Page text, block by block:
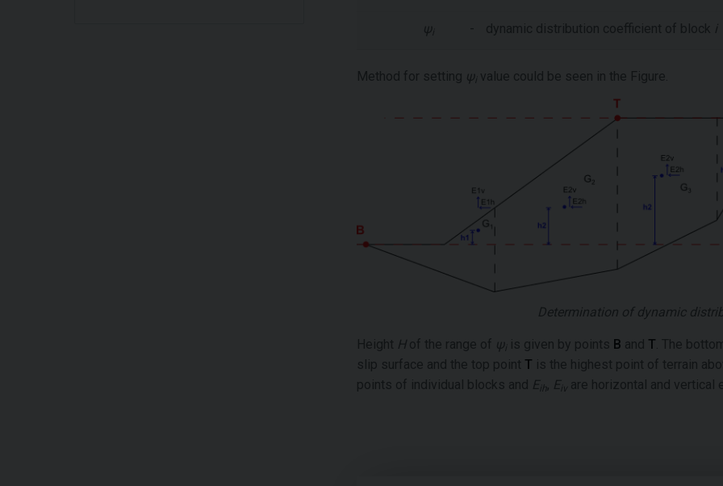
ψ - dynamic distribution coefficient of block i
Method for setting ψi value could be seen in the Figure.
Determination of dynamic
Height Hof the range of ψi is given by points B and T . The
slip surface and the top point T is the highest point of terrain
points of individual blocks and Eih , Eiv are horizontal and vertical